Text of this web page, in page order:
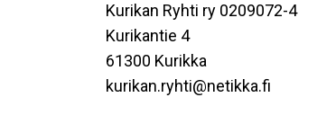
Kurikan Ryhti ry 0209072-4
Kurikantie 4
61300 Kurikka
kurikan.ryhti@netikka.fi